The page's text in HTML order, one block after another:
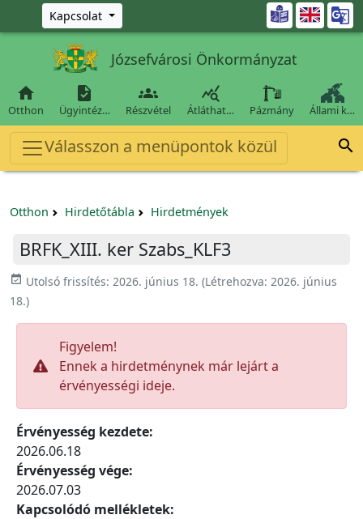
Ugrás a fő tartalomra
Kapcsolat 
Józsefvárosi Önkormányzat

Otthon

Ügyintéz…

Részvétel

Átláthat… Pázmány Állami k…
Válasszon a menüpontok közül 
Otthon Hirdetőtábla Hirdetmények
BRFK_XIII. ker Szabs_KLF3
event_available Utolsó frissítés: 2026. június 18. (Létrehozva: 2026. június
18.)
Figyelem!
Ennek a hirdetménynek már lejárt a
érvényességi ideje.
Érvényesség kezdete:
2026.06.18
Érvényesség vége:
2026.07.03
Kapcsolódó mellékletek: